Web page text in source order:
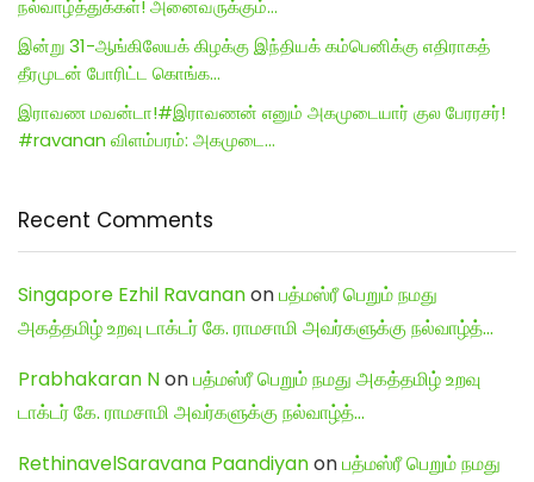
நல்வாழ்த்துக்கள்! அனைவருக்கும்…
இன்று 31-ஆங்கிலேயக் கிழக்கு இந்தியக் கம்பெனிக்கு எதிராகத்
தீரமுடன் போரிட்ட கொங்க…
இராவண மவன்டா!#இராவணன் எனும் அகமுடையார் குல பேரரசர்!
#ravanan விளம்பரம்: அகமுடை…
Recent Comments
Singapore Ezhil Ravananonபத்மஸ்ரீ பெறும் நமது
அகத்தமிழ் உறவு டாக்டர் கே. ராமசாமி அவர்களுக்கு நல்வாழ்த்…
Prabhakaran Nonபத்மஸ்ரீ பெறும் நமது அகத்தமிழ் உறவு
டாக்டர் கே. ராமசாமி அவர்களுக்கு நல்வாழ்த்…
RethinavelSaravana Paandiyanonபத்மஸ்ரீ பெறும் நமது